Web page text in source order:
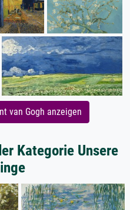
van Gogh anzeigen
Kategorie Unsere